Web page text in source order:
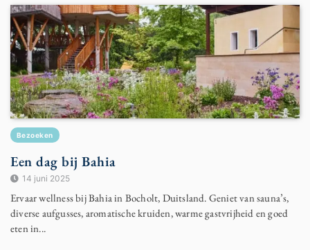
Bezoeken
Een dag bij Bahia
14 juni 2025
Ervaar wellness bij Bahia in Bocholt, Duitsland. Geniet van sauna’s,
diverse aufgusses, aromatische kruiden, warme gastvrijheid en goed
eten in...